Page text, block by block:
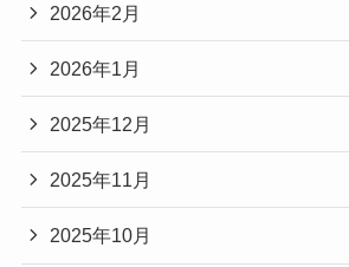
2026年2月
2026年1月
2025年12月
2025年11月
2025年10月